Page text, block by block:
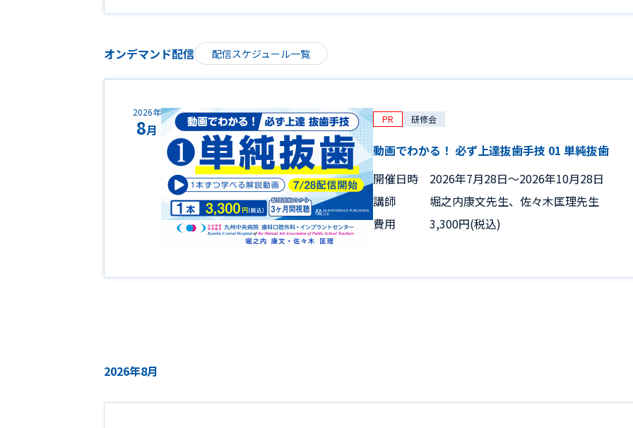
オンデマンド配信 配信スケジュール一覧
2026年
8月
PR 研修会
動画でわかる！ 必ず上達抜歯手技 01 単純抜歯
開催日時
2026年7月28日〜2026年10月28日
講師
堀之内康文先生、佐々木匡理先生
費用
3,300円(税込)
2026年8月